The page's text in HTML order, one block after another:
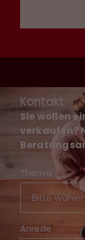
Kontakt
Sie wollen
verkaufen?
Thema
Anrede